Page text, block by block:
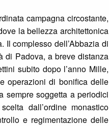
campagna circostante,
la bellezza architettonica
Il complesso dell’Abbazia di
di Padova, a breve distanza
subito dopo l’anno Mille,
operazioni di bonifica delle
sempre soggetta a periodici
dall’ordine monastico
e regimentazione delle